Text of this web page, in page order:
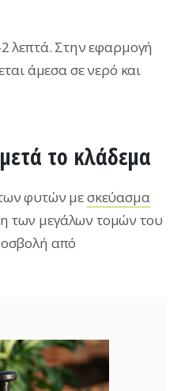
λεπτά. Στην εφαρμογή
άμεσα σε νερό και
το κλάδεμα
φυτών μεσκεύασμα
των μεγάλων τομών του
από